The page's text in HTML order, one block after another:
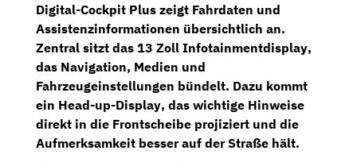
Digital-Cockpit Plus zeigt Fahrdaten und
Assistenzinformationen übersichtlich an.
Zentral sitzt das 13 Zoll Infotainmentdisplay,
das Navigation, Medien und
Fahrzeugeinstellungen bündelt. Dazu kommt
ein Head-up-Display, das wichtige Hinweise
direkt in die Frontscheibe projiziert und die
Aufmerksamkeit besser auf der Straße hält.